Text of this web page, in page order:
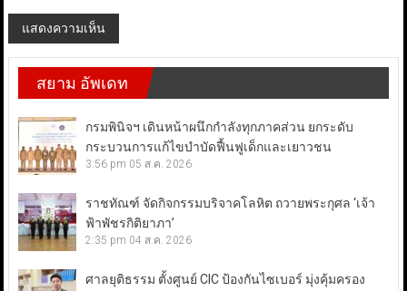
สยาม อัพเดท
กรมพินิจฯ เดินหน้าผนึกกำลังทุกภาคส่วน ยกระดับ
กระบวนการแก้ไขบำบัดฟื้นฟูเด็กและเยาวชน
3:56 pm 05 ส.ค. 2026
ราชทัณฑ์ จัดกิจกรรมบริจาคโลหิต ถวายพระกุศล ‘เจ้า
ฟ้าพัชรกิติยาภา’
2:35 pm 04 ส.ค. 2026
ศาลยุติธรรม ตั้งศูนย์ CIC ป้องกันไซเบอร์ มุ่งคุ้มครอง